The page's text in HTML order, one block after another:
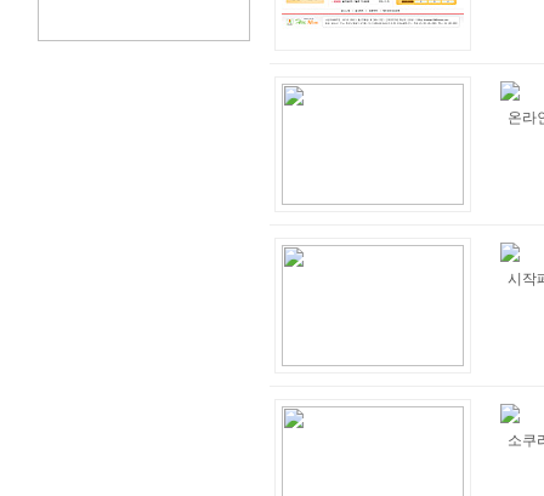
온라
시작
소쿠